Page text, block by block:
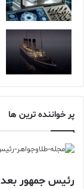
پر خواننده ترین ها
رئیس جمهور